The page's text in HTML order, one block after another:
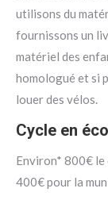
utilisons du
fournissons un
matériel des
homologué et si
louer des vélos.
Cycle en
Environ* 800€ le
400€ pour la